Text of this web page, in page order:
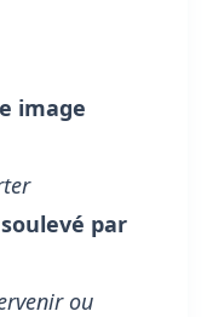
image
par
ou